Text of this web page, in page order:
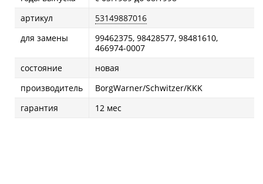
артикул
53149887016
для замены
99462375, 98428577, 98481610,
466974-0007
состояние
новая
производитель
BorgWarner/Schwitzer/KKK
гарантия
12 мес